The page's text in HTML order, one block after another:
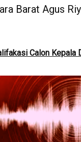
Barat Agus
Calon Kepala